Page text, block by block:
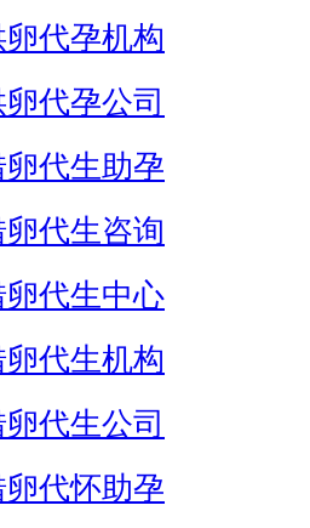
卵代孕机构
代孕公司
卵代生助孕
卵代生咨询
卵代生中心
卵代生机构
代生公司
卵代怀助孕